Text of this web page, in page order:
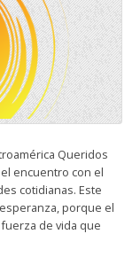
Queridos
encuentro con el
cotidianas. Este
porque el
de vida que